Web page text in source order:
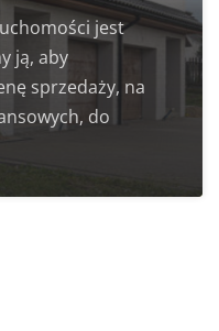
jest
ją, aby
sprzedaży, na
do